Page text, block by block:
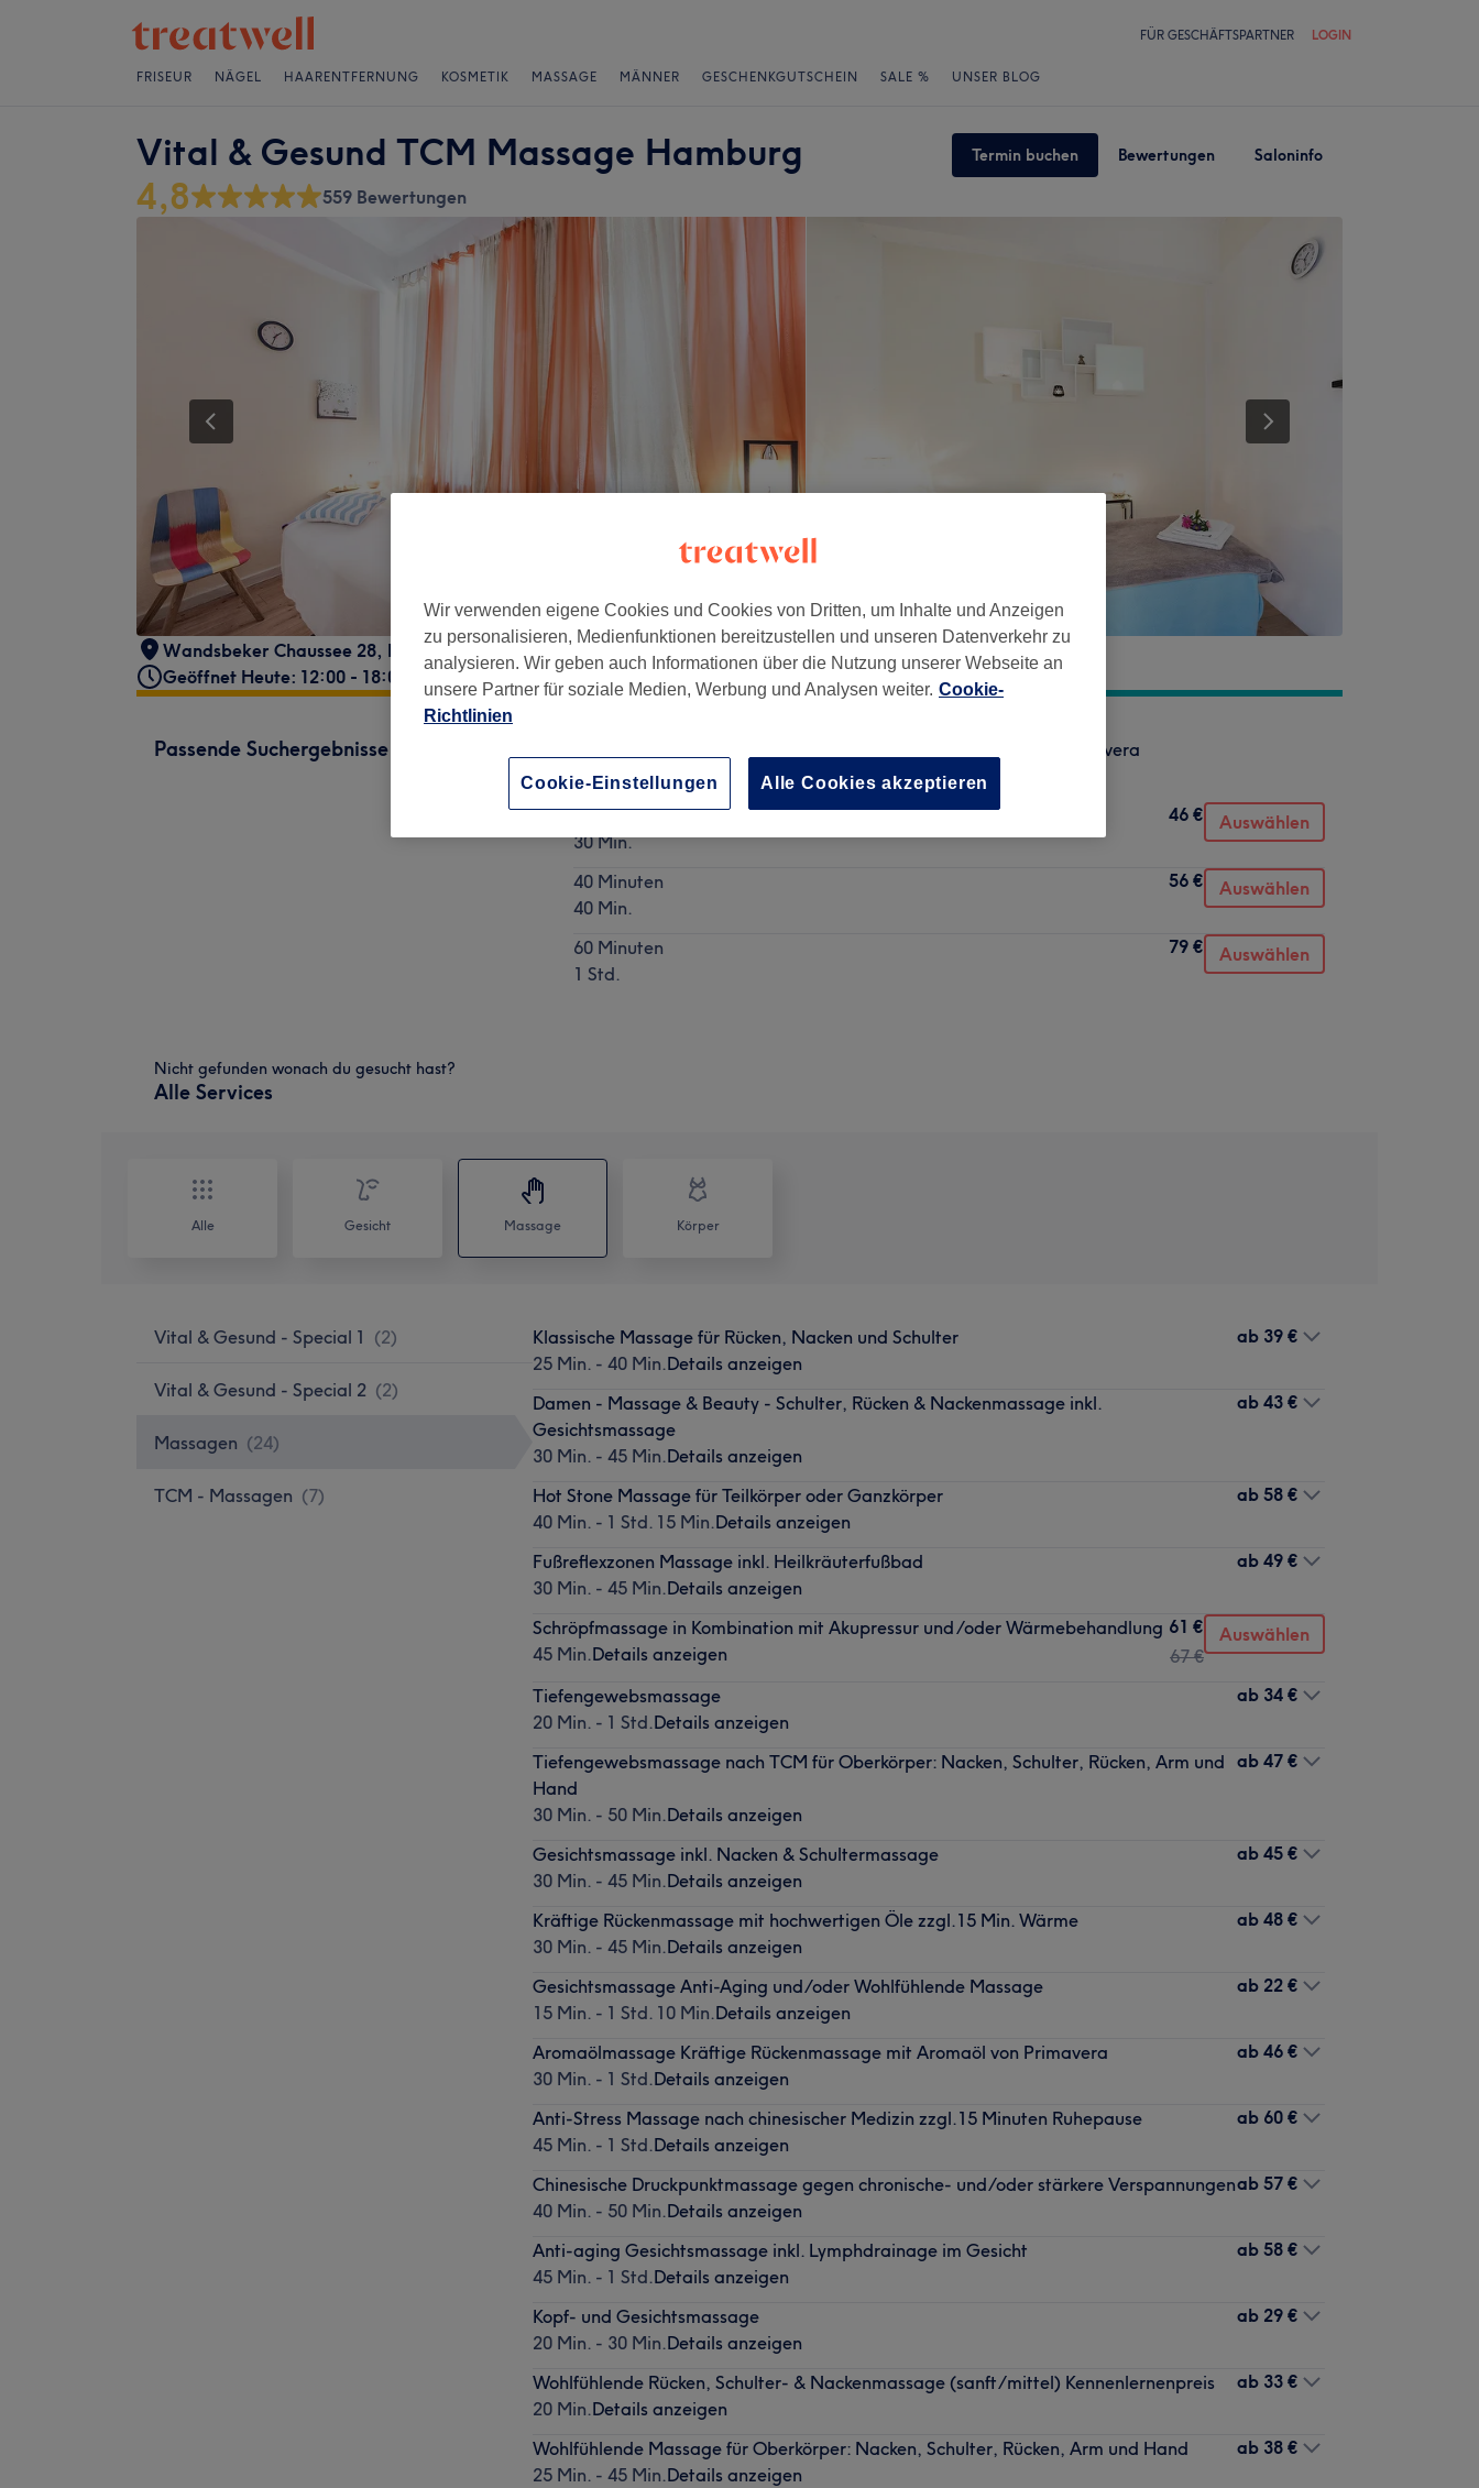
FÜR GESCHÄFTSPARTNER LOGIN
FRISEUR NÄGEL HAARENTFERNUNG KOSMETIK MASSAGE MÄNNER GESCHENKGUTSCHEIN SALE % UNSER BLOG
Vital & Gesund TCM Massage Hamburg Termin buchen Bewertungen Saloninfo
4,8 559 Bewertungen
Wandsbeker Chaussee 28, Hamburg, Eilbek, 22089
Geöffnet Heute: 12:00 - 18:00
Passende Suchergebnisse
Aromaölmassage Kräftige Rückenmassage mit Aromaöl von Primavera
Details anzeigen
30 Minuten
30 Min.
46 € Auswählen
40 Minuten
40 Min.
56 € Auswählen
60 Minuten
1 Std.
79 € Auswählen
Nicht gefunden wonach du gesucht hast?
Alle Services
Alle Gesicht Massage Körper
Vital & Gesund - Special 1 (2)
Vital & Gesund - Special 2 (2)
Massagen (24)
TCM - Massagen (7)
Klassische Massage für Rücken, Nacken und Schulter
25 Min. - 40 Min.Details anzeigen
ab 39 €
Damen - Massage & Beauty - Schulter, Rücken & Nackenmassage inkl.
Gesichtsmassage
30 Min. - 45 Min.Details anzeigen
ab 43 €
Hot Stone Massage für Teilkörper oder Ganzkörper
40 Min. - 1 Std. 15 Min.Details anzeigen
ab 58 €
Fußreflexzonen Massage inkl. Heilkräuterfußbad
30 Min. - 45 Min.Details anzeigen
ab 49 €
Schröpfmassage in Kombination mit Akupressur und /oder Wärmebehandlung
45 Min.Details anzeigen
61 €
67 €
Auswählen
Tiefengewebsmassage
20 Min. - 1 Std.Details anzeigen
ab 34 €
Tiefengewebsmassage nach TCM für Oberkörper: Nacken, Schulter, Rücken, Arm und
Hand
30 Min. - 50 Min.Details anzeigen
ab 47 €
Gesichtsmassage inkl. Nacken & Schultermassage
30 Min. - 45 Min.Details anzeigen
ab 45 €
Kräftige Rückenmassage mit hochwertigen Öle zzgl.15 Min. Wärme
30 Min. - 45 Min.Details anzeigen
ab 48 €
Gesichtsmassage Anti-Aging und/oder Wohlfühlende Massage
15 Min. - 1 Std. 10 Min.Details anzeigen
ab 22 €
Aromaölmassage Kräftige Rückenmassage mit Aromaöl von Primavera
30 Min. - 1 Std.Details anzeigen
ab 46 €
Anti-Stress Massage nach chinesischer Medizin zzgl.15 Minuten Ruhepause
45 Min. - 1 Std.Details anzeigen
ab 60 €
Chinesische Druckpunktmassage gegen chronische- und/oder stärkere Verspannungen
40 Min. - 50 Min.Details anzeigen
ab 57 €
Anti-aging Gesichtsmassage inkl. Lymphdrainage im Gesicht
45 Min. - 1 Std.Details anzeigen
ab 58 €
Kopf- und Gesichtsmassage
20 Min. - 30 Min.Details anzeigen
ab 29 €
Wohlfühlende Rücken, Schulter- & Nackenmassage (sanft/mittel) Kennenlernenpreis
20 Min.Details anzeigen
ab 33 €
Wohlfühlende Massage für Oberkörper: Nacken, Schulter, Rücken, Arm und Hand
25 Min. - 45 Min.Details anzeigen
ab 38 €
Wir verwenden eigene Cookies und Cookies von Dritten, um Inhalte und Anzeigen
zu personalisieren, Medienfunktionen bereitzustellen und unseren Datenverkehr zu
analysieren. Wir geben auch Informationen über die Nutzung unserer Webseite an
unsere Partner für soziale Medien, Werbung und Analysen weiter. Cookie-
Richtlinien
Cookie-Einstellungen Alle Cookies akzeptieren